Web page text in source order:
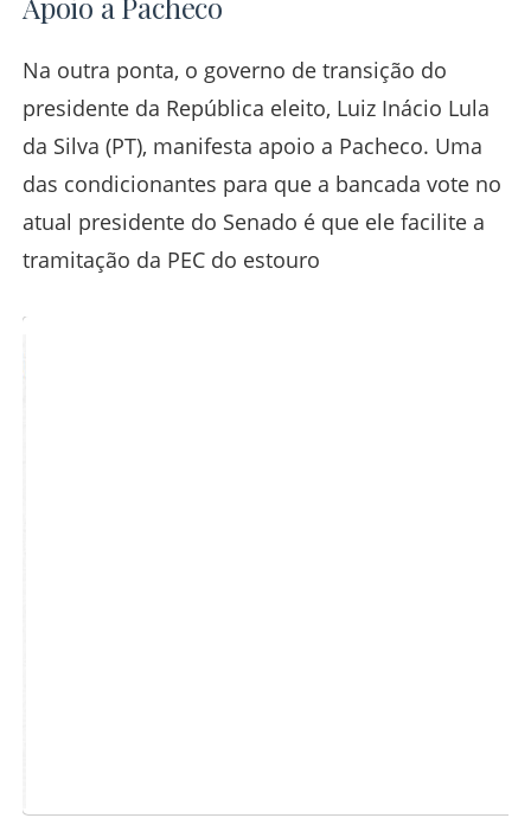
Na outra ponta, o governo de transição do
presidente da República eleito, Luiz Inácio Lula
da Silva (PT), manifesta apoio a Pacheco. Uma
das condicionantes para que a bancada vote no
atual presidente do Senado é que ele facilite a
tramitação da PEC do estouro